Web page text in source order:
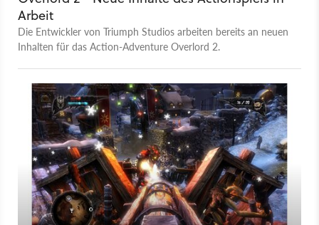
Arbeit
Die Entwickler von Triumph Studios arbeiten bereits an neuen
Inhalten für das Action-Adventure Overlord 2.